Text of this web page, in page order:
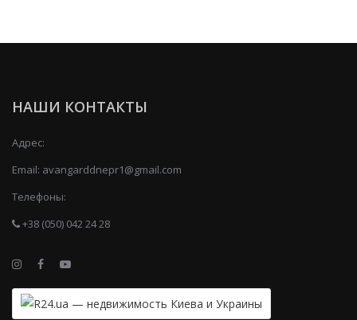
НАШИ КОНТАКТЫ
Адрес:
Email: avangarddnepr1@gmail.com
Телефоны:
+38 (050) 042 24 28